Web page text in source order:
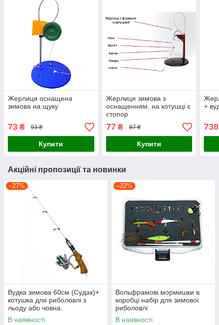
Жерлиця оснащена
зимова на щуку
73 ₴ 93 ₴
Купити
Жерлиця зимова з
оснащенням, на котушці є
стопор
77₴ 87 ₴
Купити
+
738
Акційні пропозиції та новинки
–27%
Вудка зимова 60см (Судак)+
котушка для риболовлі з
льоду або човна.
В наявності
–22%
Вольфрамові мормишки в
коробці набір для зимової
риболовлі
В наявності